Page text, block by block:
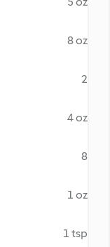
8 oz
2
4 oz
8
1 oz
1 tsp